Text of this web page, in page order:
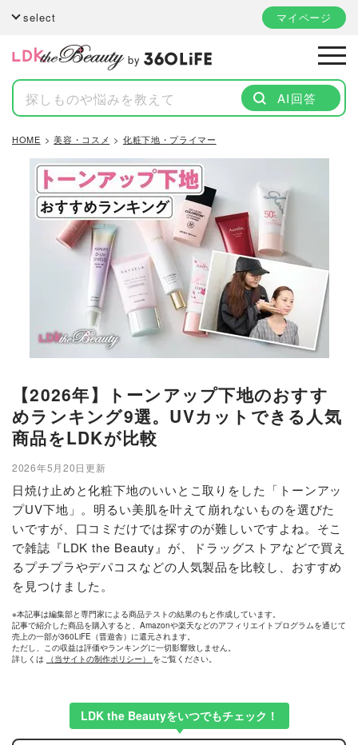
select マイページ
by
AI回答
HOME 美容・コスメ 化粧下地・プライマー
【2026年】トーンアップ下地のおすす
めランキング9選。UVカットできる人気
商品をLDKが比較
2026年5月20日更新
日焼け止めと化粧下地のいいとこ取りをした「トーンアッ
プUV下地」。明るい美肌を叶えて崩れないものを選びた
いですが、口コミだけでは探すのが難しいですよね。そこ
で雑誌『LDK the Beauty』が、ドラッグストアなどで買え
るプチプラやデパコスなどの人気製品を比較し、おすすめ
を見つけました。
※本記事は編集部と専門家による商品テストの結果のもと作成しています。
記事で紹介した商品を購入すると、Amazonや楽天などのアフィリエイトプログラムを通じて
売上の一部が360LiFE（晋遊舎）に還元されます。
ただし、この収益は評価やランキングに一切影響致しません。
詳しくは
（当サイトの制作ポリシー） をご覧ください。
LDK the Beautyをいつでもチェック！